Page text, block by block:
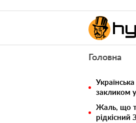
Головна
закликом
Жаль, що
рідкісний